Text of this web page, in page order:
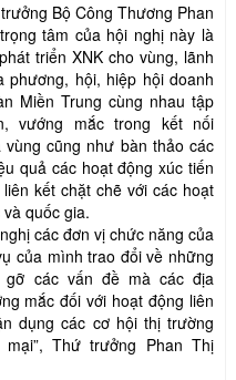
Bộ Công Thương Phan
tâm của hội nghị này là
triển XNK cho vùng, lãnh
hội, hiệp hội doanh
Miền Trung cùng nhau tập
vướng mắc trong kết nối
vùng cũng như bàn thảo các
quả các hoạt động xúc tiến
kết chặt chẽ với các hoạt
quốc gia.
các đơn vị chức năng của
của mình trao đổi về những
gỡ các vấn đề mà các địa
mắc đối với hoạt động liên
dụng các cơ hội thị trường
Thứ trưởng Phan Thị